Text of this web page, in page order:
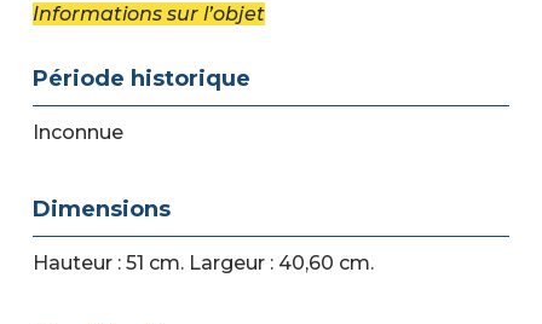
Informations sur l’objet
Période historique
Inconnue
Dimensions
Hauteur : 51 cm. Largeur : 40,60 cm.